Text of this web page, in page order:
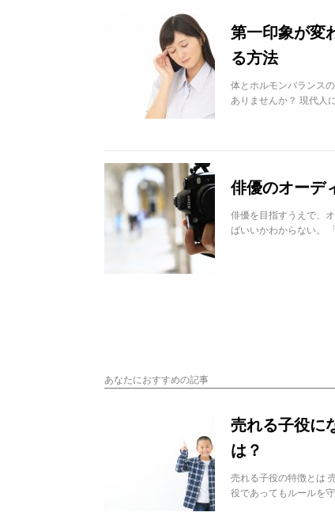
第一印象が変
る方法
体とホルモンバランス
ありませんか？ 現代人
俳優のオーデ
俳優を目指すうえで、
ばいいかわからない。
あなたにおすすめの記事
売れる子役に
は？
売れる子役の特徴とは
役であってもルールを